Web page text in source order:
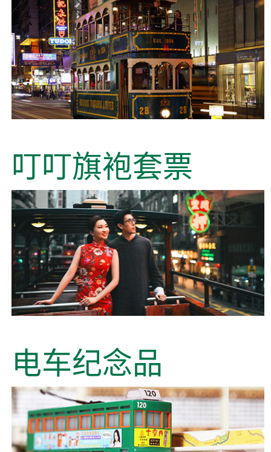
叮叮旗袍套票
电车纪念品